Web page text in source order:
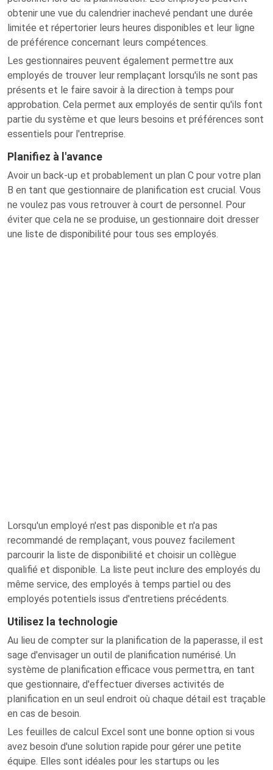
obtenir une vue du calendrier inachevé pendant une durée
limitée et répertorier leurs heures disponibles et leur ligne
de préférence concernant leurs compétences.
Les gestionnaires peuvent également permettre aux
employés de trouver leur remplaçant lorsqu'ils ne sont pas
présents et le faire savoir à la direction à temps pour
approbation. Cela permet aux employés de sentir qu'ils font
partie du système et que leurs besoins et préférences sont
essentiels pour l'entreprise.
Planifiez à l'avance
Avoir un back-up et probablement un plan C pour votre plan
B en tant que gestionnaire de planification est crucial. Vous
ne voulez pas vous retrouver à court de personnel. Pour
éviter que cela ne se produise, un gestionnaire doit dresser
une liste de disponibilité pour tous ses employés.
Lorsqu'un employé n'est pas disponible et n'a pas
recommandé de remplaçant, vous pouvez facilement
parcourir la liste de disponibilité et choisir un collègue
qualifié et disponible. La liste peut inclure des employés du
même service, des employés à temps partiel ou des
employés potentiels issus d'entretiens précédents.
Utilisez la technologie
Au lieu de compter sur la planification de la paperasse, il est
sage d'envisager un outil de planification numérisé. Un
système de planification efficace vous permettra, en tant
que gestionnaire, d'effectuer diverses activités de
planification en un seul endroit où chaque détail est traçable
en cas de besoin.
Les feuilles de calcul Excel sont une bonne option si vous
avez besoin d'une solution rapide pour gérer une petite
équipe. Elles sont idéales pour les startups ou les